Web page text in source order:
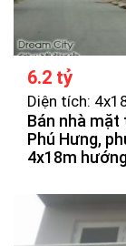
6.2 tỷ
Diện tích:
Bán nhà mặt
Phú Hưng,
4x18m
sông, giá